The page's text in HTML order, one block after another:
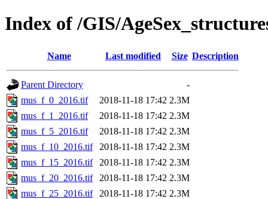
Index of /GIS/
Name Last modified Size Description
Parent Directory
-
mus_f_0_2016.tif
2018-11-18 17:42 2.3M
mus_f_1_2016.tif
2018-11-18 17:42 2.3M
mus_f_5_2016.tif
2018-11-18 17:42 2.3M
mus_f_10_2016.tif
2018-11-18 17:42 2.3M
mus_f_15_2016.tif
2018-11-18 17:42 2.3M
mus_f_20_2016.tif
2018-11-18 17:42 2.3M
mus_f_25_2016.tif
2018-11-18 17:42 2.3M